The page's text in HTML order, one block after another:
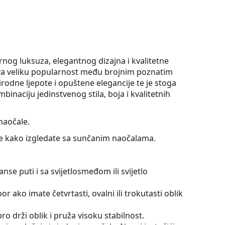
luksuza, elegantnog dizajna i kvalitetne
veliku popularnost među brojnim poznatim
ljepote i opuštene elegancije te je stoga
jedinstvenog stila, boja i kvalitetnih
izgledate sa sunčanim naočalama.
puti i sa svijetlosmeđom ili svijetlo
ako imate četvrtasti, ovalni ili trokutasti oblik
drži oblik i pruža visoku stabilnost.